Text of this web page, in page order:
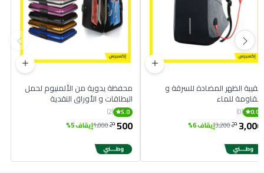
محفظة يدوية من الألمنيوم لحمل
البطاقات و الأوراق النقدية
5.0
(2)
500 دج 1,000إيقاف 5%
حقيبة الظهر المضادة للسرقة و
مقاومة للماء
0.0
(0)
3,000 دج 3,200إيقاف 6%